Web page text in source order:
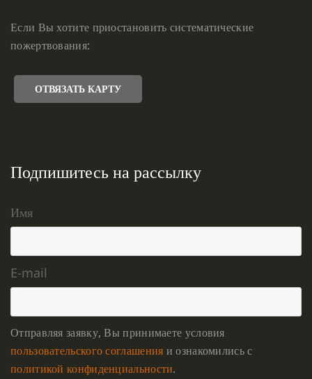
Если Вы хотите приостановить систематические
пожертвования:
ОТВЯЗАТЬ КАРТУ
Подпишитесь на рассылку
Имя
E-mail
Отправляя заявку, Вы принимаете условия
пользовательского соглашения и ознакомились с
политикой конфиденциальности.